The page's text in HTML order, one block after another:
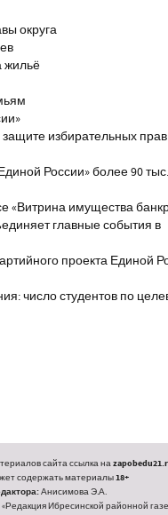
округа
жильё
избирательных
России» более 90 тыс.
«Витрина имущества
главные события в
проекта Единой
число студентов по
сайта ссылка на
содержать материалы18+
Анисимова Э.А.
Ибресинской районной